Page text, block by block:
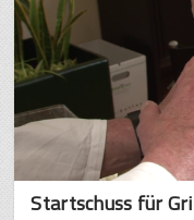
Startschuss für